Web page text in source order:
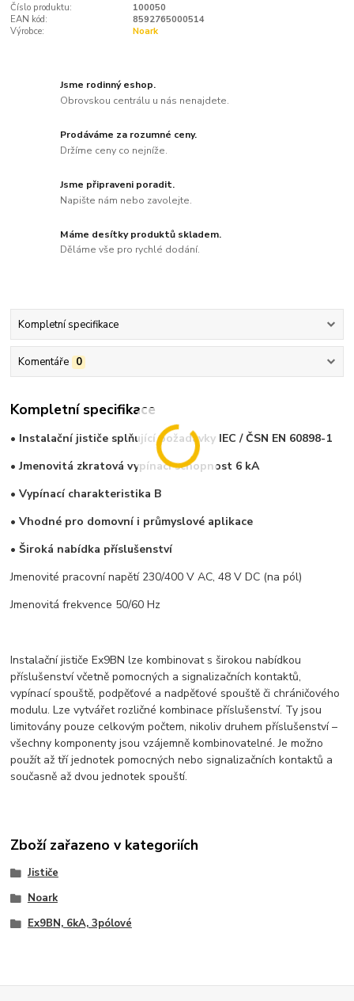
Číslo produktu:
100050
EAN kód:
8592765000514
Výrobce:
Noark
Jsme rodinný eshop.
Obrovskou centrálu u nás nenajdete.
Prodáváme za rozumné ceny.
Držíme ceny co nejníže.
Jsme připraveni poradit.
Napište nám nebo zavolejte.
Máme desítky produktů skladem.
Děláme vše pro rychlé dodání.
Kompletní specifikace
Komentáře 0
Kompletní specifikace
• Instalační jističe splňující požadavky IEC / ČSN EN 60898-1
• Jmenovitá zkratová vypínací schopnost 6 kA
• Vypínací charakteristika B
• Vhodné pro domovní i průmyslové aplikace
• Široká nabídka příslušenství
Jmenovité pracovní napětí 230/400 V AC, 48 V DC (na pól)
Jmenovitá frekvence 50/60 Hz
Instalační jističe Ex9BN lze kombinovat s širokou nabídkou
příslušenství včetně pomocných a signalizačních kontaktů,
vypínací spouště, podpěťové a nadpěťové spouště či chráničového
modulu. Lze vytvářet rozličné kombinace příslušenství. Ty jsou
limitovány pouze celkovým počtem, nikoliv druhem příslušenství –
všechny komponenty jsou vzájemně kombinovatelné. Je možno
použít až tří jednotek pomocných nebo signalizačních kontaktů a
současně až dvou jednotek spouští.
Zboží zařazeno v kategoriích
Jističe
Noark
Ex9BN, 6kA, 3pólové